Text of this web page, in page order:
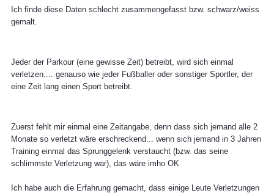
Ich finde diese Daten schlecht zusammengefasst bzw. schwarz/weiss
gemalt.
Jeder der Parkour (eine gewisse Zeit) betreibt, wird sich einmal
verletzen.... genauso wie jeder Fußballer oder sonstiger Sportler, der
eine Zeit lang einen Sport betreibt.
Zuerst fehlt mir einmal eine Zeitangabe, denn dass sich jemand alle 2
Monate so verletzt wäre erschreckend... wenn sich jemand in 3 Jahren
Training einmal das Sprunggelenk verstaucht (bzw. das seine
schlimmste Verletzung war), das wäre imho OK
Ich habe auch die Erfahrung gemacht, dass einige Leute Verletzungen